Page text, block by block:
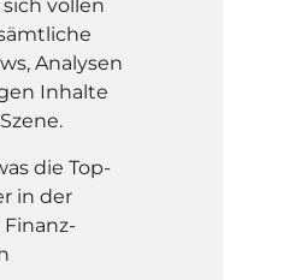
vollen
Analysen
Inhalte
die Top-
in der